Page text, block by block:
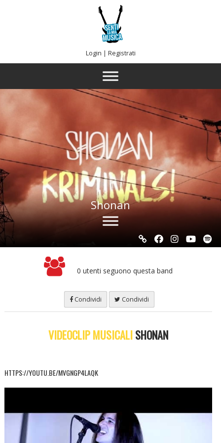
Login | Registrati
Shonan
0 utenti seguono questa band
Condividi Condividi
VIDEOCLIP MUSICALISHONAN
HTTPS://YOUTU.BE/MVGNGP4LAQK